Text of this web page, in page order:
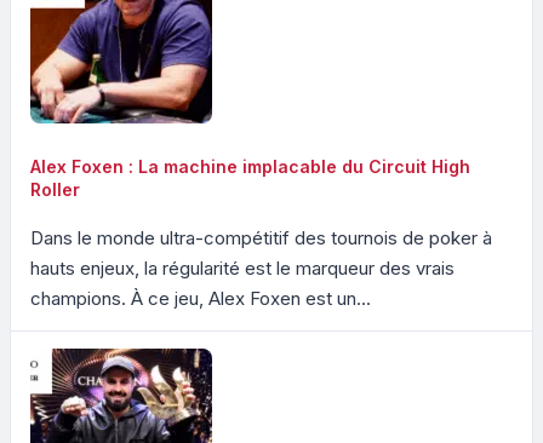
Alex Foxen : La machine implacable du Circuit High
Roller
Dans le monde ultra-compétitif des tournois de poker à
hauts enjeux, la régularité est le marqueur des vrais
champions. À ce jeu, Alex Foxen est un...